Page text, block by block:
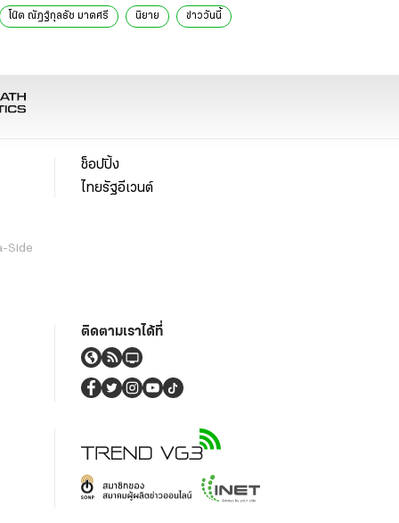
โน๊ต ณัฎฐ์กุลธัช มาตศรี นิยาย ข่าววันนี้
Side
ช็อปปิ้ง
ไทยรัฐอีเวนต์
ติดตามเราได้ที่